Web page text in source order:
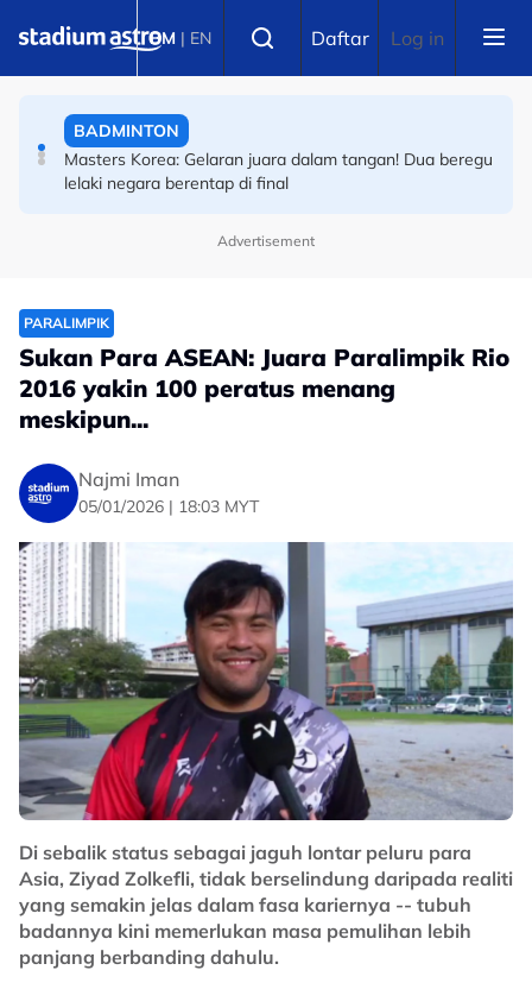
BM | EN Daftar Log in
Piala Hyundai ASEAN: Indonesia tersingkir, Herdman
BADMINTON
Masters Korea: Gelaran juara dalam tangan! Dua beregu
lelaki negara berentap di final
Advertisement
PARALIMPIK
Sukan Para ASEAN: Juara Paralimpik Rio
2016 yakin 100 peratus menang
meskipun...
Najmi Iman
05/01/2026 | 18:03 MYT
Di sebalik status sebagai jaguh lontar peluru para
Asia, Ziyad Zolkefli, tidak berselindung daripada realiti
yang semakin jelas dalam fasa kariernya -- tubuh
badannya kini memerlukan masa pemulihan lebih
panjang berbanding dahulu.